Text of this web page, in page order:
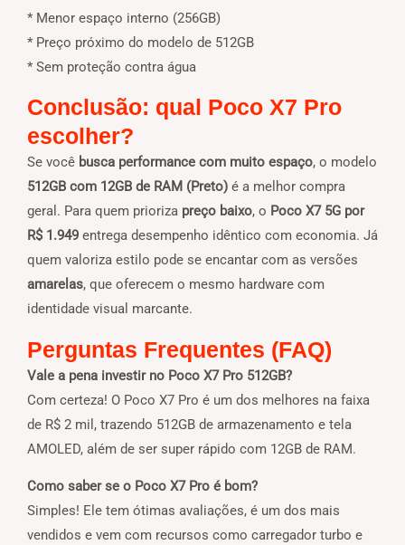
* Menor espaço interno (256GB)
* Preço próximo do modelo de 512GB
* Sem proteção contra água
Conclusão: qual Poco X7 Pro
escolher?
Se você busca performance com muito espaço, o modelo
512GB com 12GB de RAM (Preto) é a melhor compra
geral. Para quem prioriza preço baixo, o Poco X7 5G por
R$ 1.949 entrega desempenho idêntico com economia. Já
quem valoriza estilo pode se encantar com as versões
amarelas, que oferecem o mesmo hardware com
identidade visual marcante.
Perguntas Frequentes (FAQ)
Vale a pena investir no Poco X7 Pro 512GB?
Com certeza! O Poco X7 Pro é um dos melhores na faixa
de R$ 2 mil, trazendo 512GB de armazenamento e tela
AMOLED, além de ser super rápido com 12GB de RAM.
Como saber se o Poco X7 Pro é bom?
Simples! Ele tem ótimas avaliações, é um dos mais
vendidos e vem com recursos como carregador turbo e